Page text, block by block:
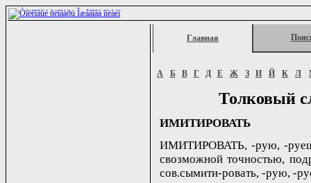
Главная
А Б В Г Д Е Ж З И Й К Л
Толковый
ИМИТИРОВАТЬ
ИМИТИРОВАТЬ, -рую, -
свозможной точностью,
сов.сымити-ровать, -рую, -